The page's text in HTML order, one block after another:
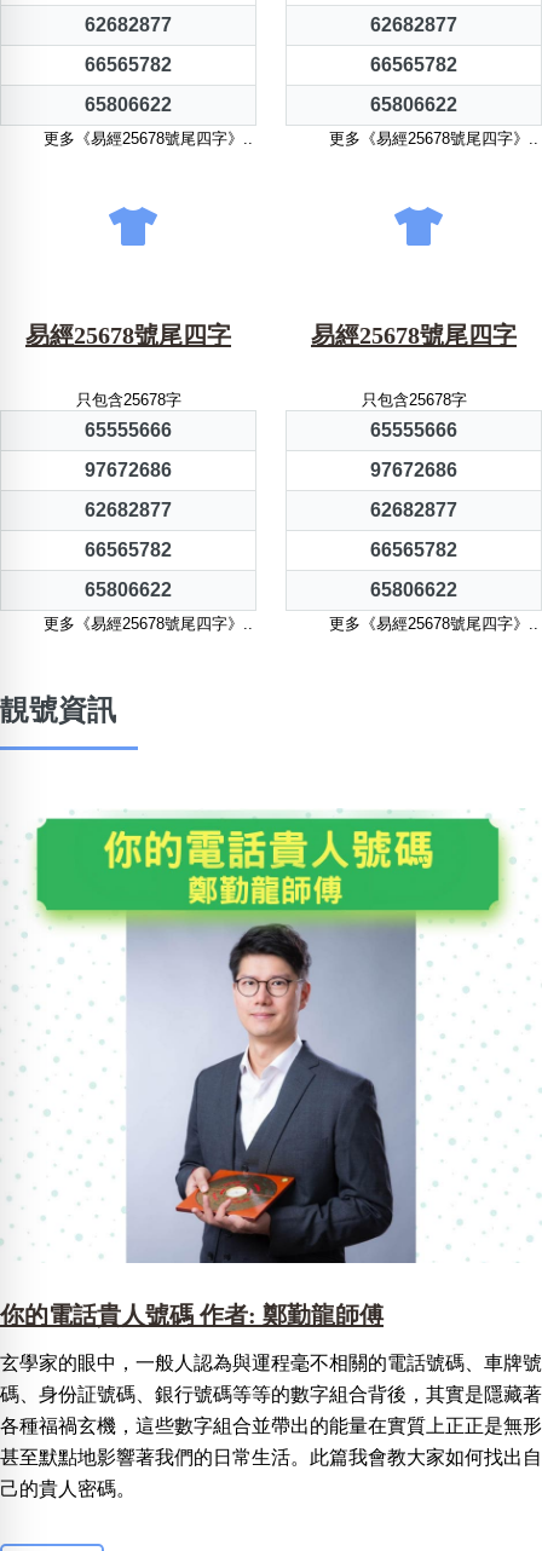
62682877
66565782
65806622
更多《易經25678號尾四字》..
62682877
66565782
65806622
更多《易經25678號尾四字》..
易經25678號尾四字
只包含25678字
65555666
97672686
62682877
66565782
65806622
更多《易經25678號尾四字》..
易經25678號尾四字
只包含25678字
65555666
97672686
62682877
66565782
65806622
更多《易經25678號尾四字》..
靚號資訊
你的電話貴人號碼 作者: 鄭勤龍師傅
玄學家的眼中，一般人認為與運程毫不相關的電話號碼、車牌號
碼、身份証號碼、銀行號碼等等的數字組合背後，其實是隱藏著
各種福禍玄機，這些數字組合並帶出的能量在實質上正正是無形
甚至默點地影響著我們的日常生活。此篇我會教大家如何找出自
己的貴人密碼。